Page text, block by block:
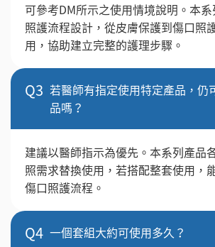
可參考DM所示之使用情境說明。本
照護流程設計，從皮膚保護到傷口照
用，協助建立完整的護理步驟。
Q3 若醫師有指定使用特定產品，仍
品嗎？
建議以醫師指示為優先。本系列產品
照需求替換使用，若搭配整套使用，
傷口照護流程。
Q4 一個套組大約可使用多久？